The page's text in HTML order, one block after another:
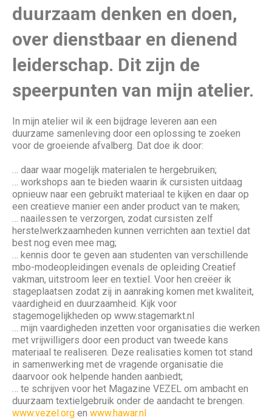
duurzaam denken en doen,
over dienstbaar en dienend
leiderschap. Dit zijn de
speerpunten van mijn atelier.
In mijn atelier wil ik een bijdrage leveren aan een
duurzame samenleving door een oplossing te zoeken
voor de groeiende afvalberg. Dat doe ik door:
… daar waar mogelijk materialen te hergebruiken;
… workshops aan te bieden waarin ik cursisten uitdaag
opnieuw naar een gebruikt materiaal te kijken en daar op
een creatieve manier een ander product van te maken;
… naailessen te verzorgen, zodat cursisten zelf
herstelwerkzaamheden kunnen verrichten aan textiel dat
best nog even mee mag;
… kennis door te geven aan studenten van verschillende
mbo-modeopleidingen evenals de opleiding Creatief
vakman, uitstroom leer en textiel. Voor hen creëer ik
stageplaatsen zodat zij in aanraking komen met kwaliteit,
vaardigheid en duurzaamheid. Kijk voor
stagemogelijkheden op www.stagemarkt.nl
… mijn vaardigheden inzetten voor organisaties die werken
met vrijwilligers door een product van tweede kans
materiaal te realiseren. Deze realisaties komen tot stand
in samenwerking met de vragende organisatie die
daarvoor ook helpende handen aanbiedt;
… te schrijven voor het Magazine VEZEL om ambacht en
duurzaam textielgebruik onder de aandacht te brengen.
www.vezel.org en www.hawar.nl